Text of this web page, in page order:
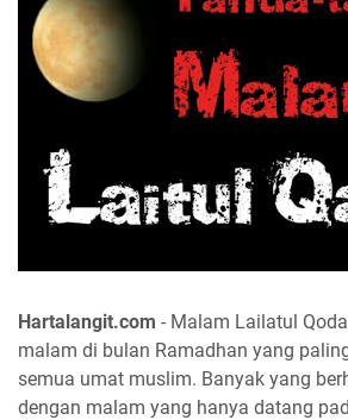
Hartalangit.com - Malam Lailatul
malam di bulan Ramadhan yang
semua umat muslim. Banyak yang
dengan malam yang hanya datang